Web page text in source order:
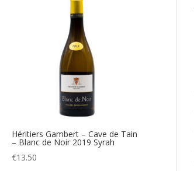
Héritiers Gambert – Cave de Tain
– Blanc de Noir 2019 Syrah
€13.50